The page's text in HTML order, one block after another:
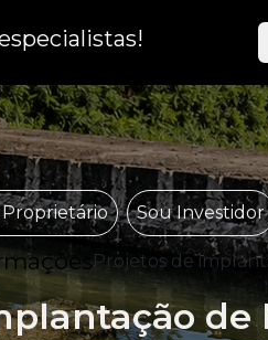
Sou Investidor
Projetos de